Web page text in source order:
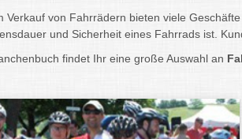
Verkauf von Fahrrädern bieten viele
und Sicherheit eines Fahrrads ist.
findet Ihr eine große Auswahl an